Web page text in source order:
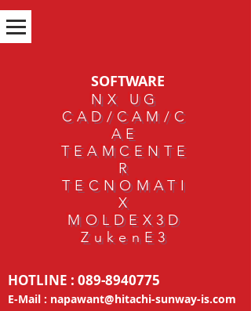
SOFTWARE
NX UG
CAD/CAM/C
AE
TEAMCENTE
R
TECNOMATI
X
MOLDEX3D
ZukenE3
HOTLINE : 089-8940775
E-Mail : napawant@hitachi-sunway-is.com